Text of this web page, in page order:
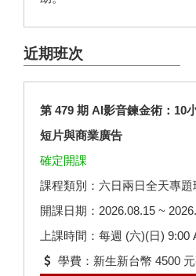
近期班次
第 479 期 AI影音鍊金術：10
短片與商業廣告
確定開課
課程類別：六日兩日全天專題
開課日期：2026.08.15 ~
上課時間：每週 (六)(日) 9:00
學費：新生新台幣 4500